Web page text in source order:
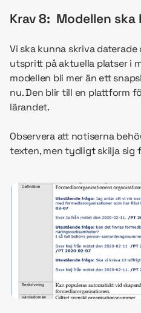
Krav 8: Modellen
Vi ska kunna skriva
utspritt på aktuella platser i
modellen bli mer än ett
nu. Den blir till en plattform
lärandet.
Observera att notiserna
texten, men tydligt skilja sig